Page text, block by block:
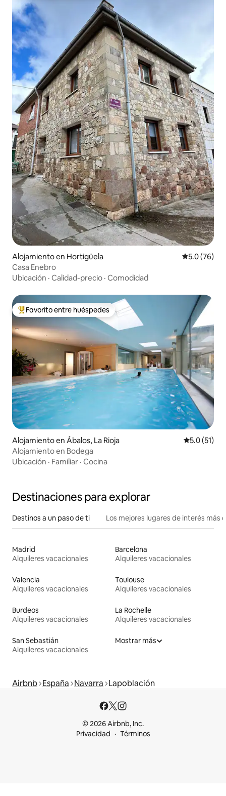
Alojamiento en Hortigüela Calificación
5.0 (76)
Casa Enebro
Ubicación · Calidad-precio · Comodidad
Favorito entre huéspedes preferido
Favorito entre huéspedes
Alojamiento en Ábalos, La Rioja Calificación
5.0 (51)
Alojamiento en Bodega
Ubicación · Familiar · Cocina
Destinaciones para explorar
Destinos a un paso de ti Los mejores lugares de interés más
Madrid
Alquileres vacacionales
Barcelona
Alquileres vacacionales
Valencia
Alquileres vacacionales
Toulouse
Alquileres vacacionales
Burdeos
Alquileres vacacionales
La Rochelle
Alquileres vacacionales
San Sebastián
Alquileres vacacionales
Mostrar más
Airbnb España Navarra Lapoblación
© 2026 Airbnb, Inc.
Privacidad
Términos